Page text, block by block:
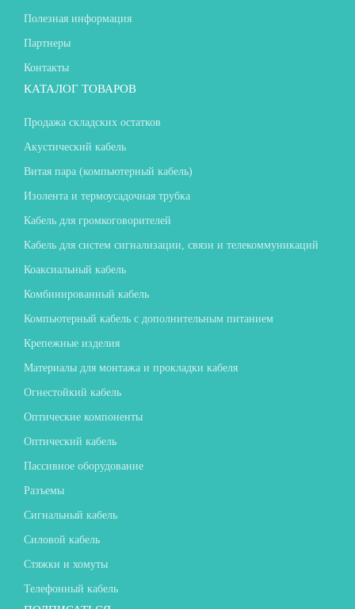
Полезная информация
Партнеры
Контакты
КАТАЛОГ ТОВАРОВ
Продажа складских остатков
Акустический кабель
Витая пара (компьютерный кабель)
Изолента и термоусадочная трубка
Кабель для громкоговорителей
Кабель для систем сигнализации, связи и телекоммуникаций
Коаксиальный кабель
Комбинированный кабель
Компьютерный кабель с дополнительным питанием
Крепежные изделия
Материалы для монтажа и прокладки кабеля
Огнестойкий кабель
Оптические компоненты
Оптический кабель
Пассивное оборудование
Разъемы
Сигнальный кабель
Силовой кабель
Стяжки и хомуты
Телефонный кабель